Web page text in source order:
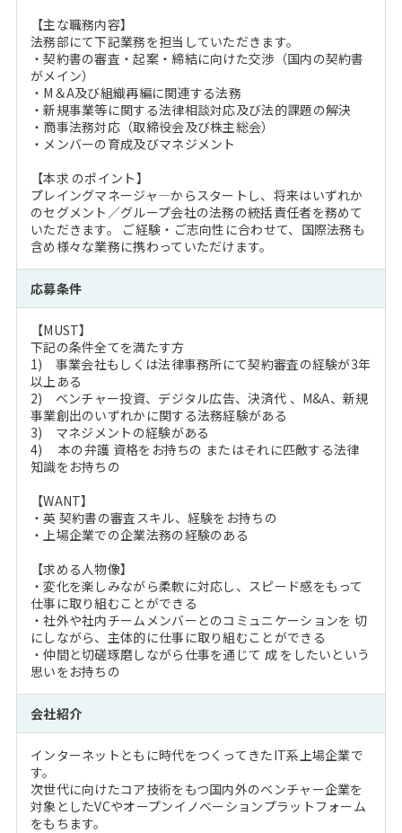
【主な職務内容】
法務部にて下記業務を担当していただきます。
・契約書の審査・起案・締結に向けた交渉（国内の契約書
がメイン）
・M＆A及び組織再編に関連する法務
・新規事業等に関する法律相談対応及び法的課題の解決
・商事法務対応（取締役会及び株主総会）
・メンバーの育成及びマネジメント
【本求 のポイント】
プレイングマネージャ―からスタートし、将来はいずれか
のセグメント／グループ会社の法務の統括責任者を務めて
いただきます。 ご経験・ご志向性に合わせて、国際法務も
含め様々な業務に携わっていただけます。
応募条件
【MUST】
下記の条件全てを満たす方
1) 事業会社もしくは法律事務所にて契約審査の経験が3年
以上ある
2) ベンチャー投資、デジタル広告、決済代 、M&A、新規
事業創出のいずれかに関する法務経験がある
3) マネジメントの経験がある
4) 本の弁護 資格をお持ちの またはそれに匹敵する法律
知識をお持ちの
【WANT】
・英 契約書の審査スキル、経験をお持ちの
・上場企業での企業法務の経験のある
【求める人物像】
・変化を楽しみながら柔軟に対応し、スピード感をもって
仕事に取り組むことができる
・社外や社内チームメンバーとのコミュニケーションを 切
にしながら、主体的に仕事に取り組むことができる
・仲間と切磋琢磨しながら仕事を通じて 成 をしたいという
思いをお持ちの
会社紹介
インターネットともに時代をつくってきたIT系上場企業で
す。
次世代に向けたコア技術をもつ国内外のベンチャー企業を
対象としたVCやオープンイノベーションプラットフォーム
をもちます。